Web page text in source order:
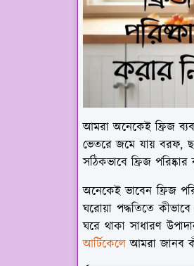
আমরা অনেকেই ফ্রিজ
ভেতরে জমে যায় বরফ,
সঠিকভাবে ফ্রিজ
অনেকেই ভাবেন ফ্রিজ
ঘরোয়া পদ্ধতিতে
ঘরে থাকা সাধারণ
আর্টিকেলে আমরা জানব